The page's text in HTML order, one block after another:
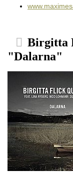
Birgitta
"Dalarna"